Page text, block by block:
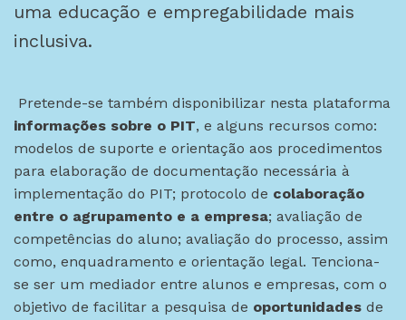
uma educação e empregabilidade mais
inclusiva.
Pretende-se também disponibilizar nesta plataforma
informações sobre o PIT, e alguns recursos como:
modelos de suporte e orientação aos procedimentos
para elaboração de documentação necessária à
implementação do PIT; protocolo de colaboração
entre o agrupamento e a empresa; avaliação de
competências do aluno; avaliação do processo, assim
como, enquadramento e orientação legal. Tenciona-
se ser um mediador entre alunos e empresas, com o
objetivo de facilitar a pesquisa de oportunidades de